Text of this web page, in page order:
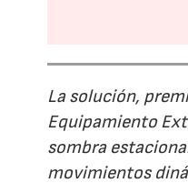
La solución,
Equipamiento
sombra
movimientos